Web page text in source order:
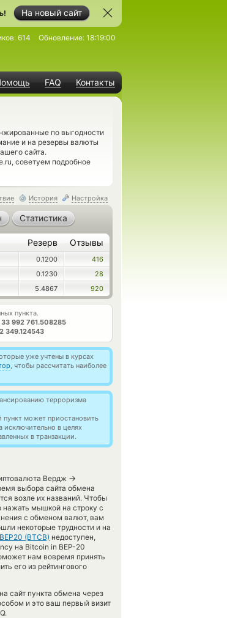
На новый сайт
FAQ Контакты
614 Обновление: 18:19:00
по выгодности
и на резервы валюты
сайта.
советуем подробное
История Настройка
Статистика
Резерв Отзывы
0.1200
416
0.1230
28
5.4867 920
пункта.
33 992 761.508285
349.124543
уже учтены в курсах
, чтобы рассчитать наиболее
терроризма
пункт может приостановить
исключительно в целях
в транзакции.
Вердж →
выбора сайта обмена
возле их названий. Чтобы
нажать мышкой на строку с
с обменом валют, вам
некоторые трудности и на
(BTCB) недоступен,
на Bitcoin in BEP-20
нам вовремя принять
его из рейтингового
сайт пункта обмена через
и это ваш первый визит